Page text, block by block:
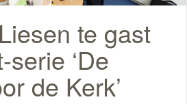
te gast
‘De
de Kerk’